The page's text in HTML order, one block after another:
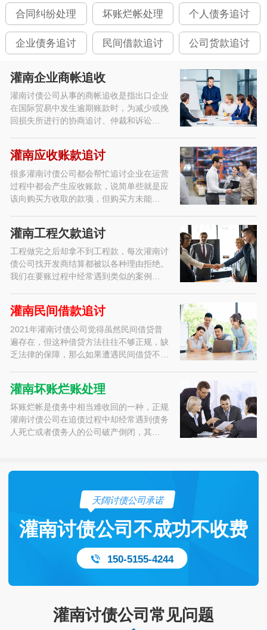
合同纠纷处理 坏账烂帐处理 个人债务追讨
企业债务追讨 民间借款追讨 公司货款追讨
灌南企业商帐追收
灌南讨债公司从事的商帐追收是指出口企业
在国际贸易中发生逾期账款时，为减少或挽
回损失所进行的协商追讨、仲裁和诉讼…
灌南应收账款追讨
很多灌南讨债公司都会帮忙追讨企业在运营
过程中都会产生应收账款，说简单些就是应
该向购买方收取的款项，但购买方未能…
灌南工程欠款追讨
工程做完之后却拿不到工程款，每次灌南讨
债公司找开发商结算都被以各种理由拒绝。
我们在要账过程中经常遇到类似的案例…
灌南民间借款追讨
2021年灌南讨债公司觉得虽然民间借贷普
遍存在，但这种借贷方法往往不够正规，缺
乏法律的保障，那么如果遭遇民间借贷不…
灌南坏账烂账处理
坏账烂帐是债务中相当难收回的一种，正规
灌南讨债公司在追债过程中却经常遇到债务
人死亡或者债务人的公司破产倒闭，其…
天阔讨债公司承诺
灌南讨债公司不成功不收费
150-5155-4244
灌南讨债公司常见问题